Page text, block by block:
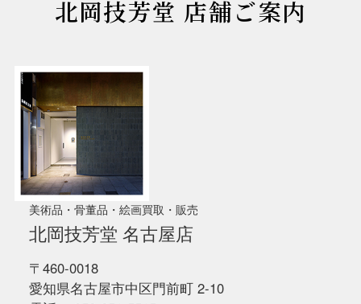
北岡技芳堂 店舗ご案内
美術品・骨董品・絵画買取・販売
北岡技芳堂 名古屋店
〒460-0018
愛知県名古屋市中区門前町 2-10